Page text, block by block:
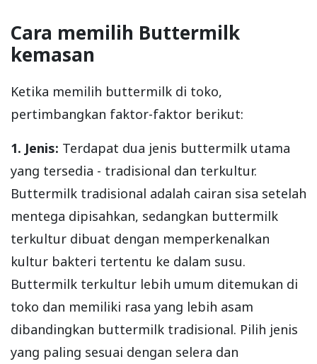
Cara memilih Buttermilk
kemasan
Ketika memilih buttermilk di toko,
pertimbangkan faktor-faktor berikut:
1. Jenis: Terdapat dua jenis buttermilk utama
yang tersedia - tradisional dan terkultur.
Buttermilk tradisional adalah cairan sisa setelah
mentega dipisahkan, sedangkan buttermilk
terkultur dibuat dengan memperkenalkan
kultur bakteri tertentu ke dalam susu.
Buttermilk terkultur lebih umum ditemukan di
toko dan memiliki rasa yang lebih asam
dibandingkan buttermilk tradisional. Pilih jenis
yang paling sesuai dengan selera dan